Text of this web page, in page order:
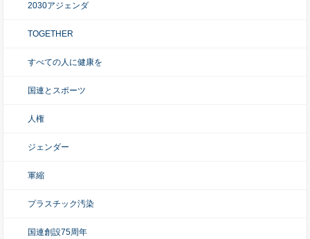
2030アジェンダ
TOGETHER
すべての人に健康を
国連とスポーツ
人権
ジェンダー
軍縮
プラスチック汚染
国連創設75周年